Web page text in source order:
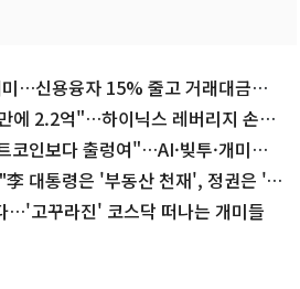
…신용융자 15% 줄고 거래대금
에 2.2억"…하이닉스 레버리지 손댄
코인보다 출렁여"…AI·빚투·개미發
대통령은 '부동산 천재', 정권은 '부
…'고꾸라진' 코스닥 떠나는 개미들